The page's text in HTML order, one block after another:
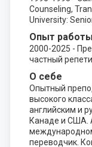
Counseling,
University:
Опыт работы
2000-2025 -
частный
О себе
Опытный
высокого
английским и
Канаде и США.
переводчик.